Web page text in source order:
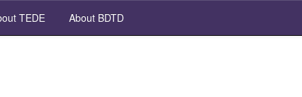
TEDE About BDTD